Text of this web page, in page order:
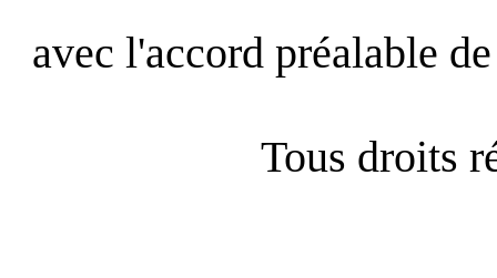
avec l'accord préalable
Tous droits